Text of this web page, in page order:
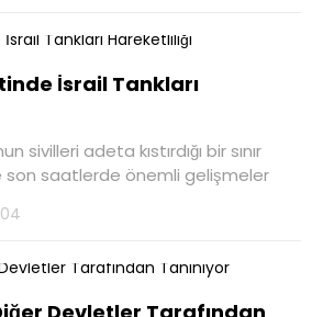
İsrail Tankları
sivilleri adeta kıstırdığı bir sınır
son saatlerde önemli gelişmeler